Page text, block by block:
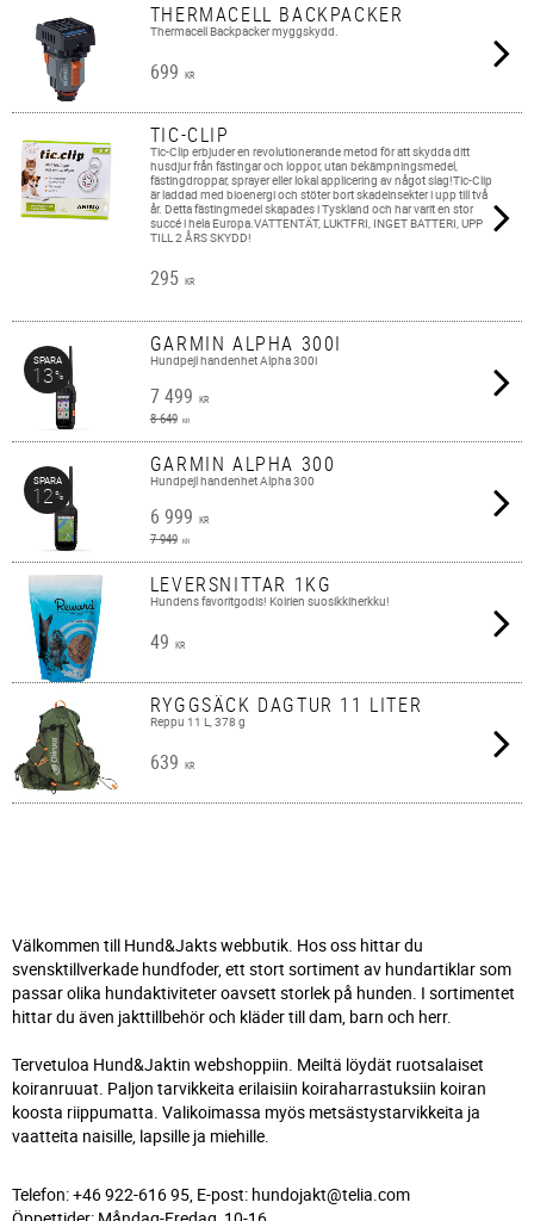
THERMACELL BACKPACKER
Thermacell Backpacker myggskydd.
699 KR
TIC-CLIP
Tic-Clip erbjuder en revolutionerande metod för att skydda ditt
husdjur från fästingar och loppor, utan bekämpningsmedel,
fästingdroppar, sprayer eller lokal applicering av något slag!Tic-Clip
är laddad med bioenergi och stöter bort skadeinsekter i upp till två
år. Detta fästingmedel skapades i Tyskland och har varit en stor
succé i hela Europa.VATTENTÄT, LUKTFRI, INGET BATTERI, UPP
TILL 2 ÅRS SKYDD!
295 KR
GARMIN ALPHA 300I
Hundpejl handenhet Alpha 300i
7 499 KR
8 649 KR
SPARA
13%
GARMIN ALPHA 300
Hundpejl handenhet Alpha 300
6 999 KR
7 949 KR
SPARA
12%
LEVERSNITTAR 1KG
Hundens favoritgodis! Koirien suosikkiherkku!
49 KR
RYGGSÄCK DAGTUR 11 LITER
Reppu 11 L, 378 g
639 KR
Välkommen till Hund&Jakts webbutik. Hos oss hittar du
svensktillverkade hundfoder, ett stort sortiment av hundartiklar som
passar olika hundaktiviteter oavsett storlek på hunden. I sortimentet
hittar du även jakttillbehör och kläder till dam, barn och herr.
Tervetuloa Hund&Jaktin webshoppiin. Meiltä löydät ruotsalaiset
koiranruuat. Paljon tarvikkeita erilaisiin koiraharrastuksiin koiran
koosta riippumatta. Valikoimassa myös metsästystarvikkeita ja
vaatteita naisille, lapsille ja miehille.
Telefon: +46 922-616 95, E-post: hundojakt@telia.com